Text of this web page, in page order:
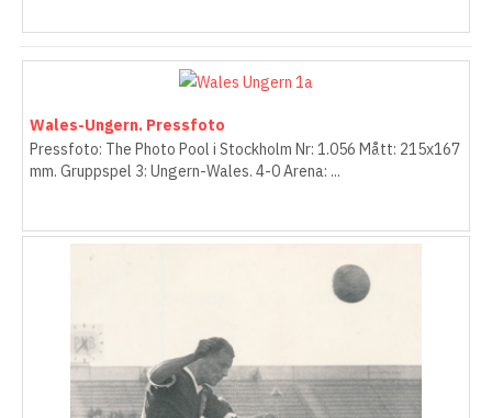
Wales-Ungern. Pressfoto
Pressfoto: The Photo Pool i Stockholm Nr: 1.056 Mått: 215x167
mm. Gruppspel 3: Ungern-Wales. 4-0 Arena: ...